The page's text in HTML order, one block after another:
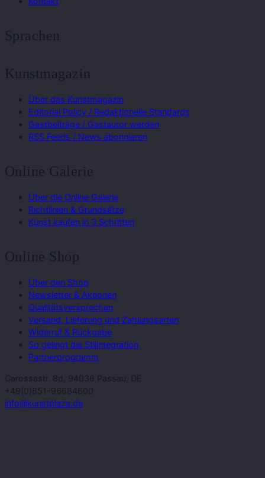
Sprachen
Kunstmagazin
Über das Kunstmagazin
Editorial Policy / Redaktionelle Standards
Gastbeiträge / Gastautor werden
RSS Feeds / News abonnieren
Online Galerie
Über die Online Galerie
Richtlinien & Grundsätze
Kunst kaufen in 3 Schritten
Online Shop
Über den Shop
Newsletter & Aktionen
Qualitätsversprechen
Versand, Lieferung und Zahlungsarten
Widerruf & Rückgabe
So gelingt die Stilintegration
Partnerprogramm
Carossastr. 8d, 94036 Passau, DE
+49(0)851-96684600
info@kunstplaza.de